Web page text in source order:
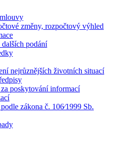
změny, rozpočtový výhled
podání
nejrůznějších životních situací
poskytování informací
zákona č. 106⁄1999 Sb.